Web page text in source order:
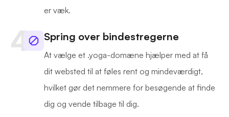
er væk.
Spring over bindestregerne
At vælge et .yoga-domæne hjælper med at få
dit websted til at føles rent og mindeværdigt,
hvilket gør det nemmere for besøgende at finde
dig og vende tilbage til dig.